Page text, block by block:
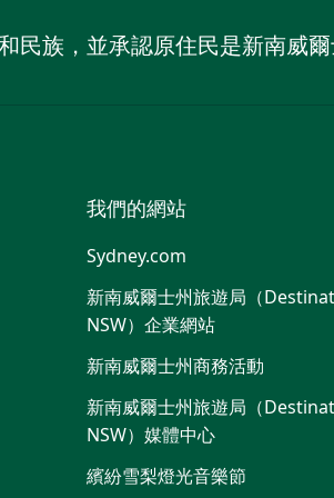
民族，並承認原住民是新南威
我們的網站
Sydney.com
新南威爾士州旅遊局（
NSW）企業網站
新南威爾士州商務活動
新南威爾士州旅遊局（
NSW）媒體中心
繽紛雪梨燈光音樂節